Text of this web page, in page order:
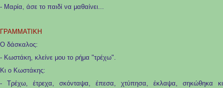
- Μαρία, άσε το παιδί να μαθαίνει...
ΓΡΑΜΜΑΤΙΚΗ
Ο δάσκαλος:
- Κωστάκη, κλείνε μου το ρήμα "τρέχω".
Κι ο Κωστάκης:
- Τρέχω, έτρεχα, σκόνταψα, έπεσα, χτύπησα, έκλαψα, σηκώθηκα κι